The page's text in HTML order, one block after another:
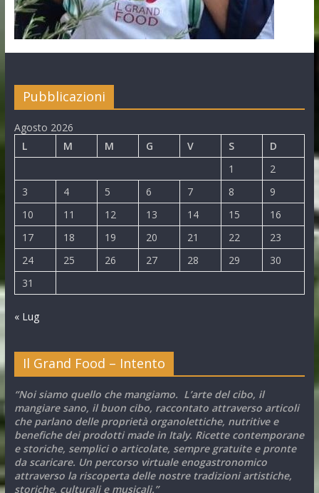
Pubblicazioni
Agosto 2026
L
M M G V S
D
1
2
3
4 5 6 7 8
9
10
11 12 13 14 15
16
17
18 19 20 21 22
23
24
25 26 27 28 29
30
31
« Lug
Il Grand Food – Intento
“Noi siamo quello che mangiamo. L’arte del cibo, il
mangiare sano, il buon cibo, raccontato attraverso articoli
che parlano delle proprietà organolettiche, nutritive e
benefiche dei prodotti made in Italy. Ricette contemporane
e storiche, semplici o articolate, sempre gratuite e pronte
da scaricare. Un percorso virtuale enogastronomico
attraverso la riscoperta delle nostre tradizioni artistiche,
storiche, culturali e musicali.”